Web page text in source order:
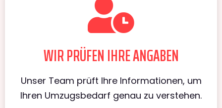
WIR PRÜFEN IHRE ANGABEN
Unser Team prüft Ihre Informationen, um
Ihren Umzugsbedarf genau zu verstehen.